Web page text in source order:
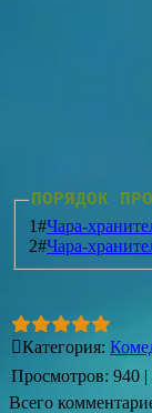
ПОРЯДОК
1#Чара-
2#Чара-
Категория:
Просмотров: 940 |
Всего